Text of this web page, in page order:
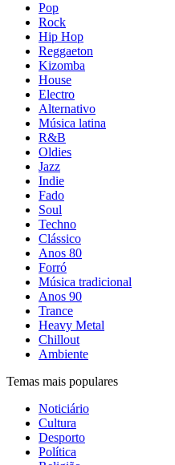
Pop
Rock
Hip Hop
Reggaeton
Kizomba
House
Electro
Alternativo
Música latina
R&B
Oldies
Jazz
Indie
Fado
Soul
Techno
Clássico
Anos 80
Forró
Música tradicional
Anos 90
Trance
Heavy Metal
Chillout
Ambiente
Temas mais populares
Noticiário
Cultura
Desporto
Política